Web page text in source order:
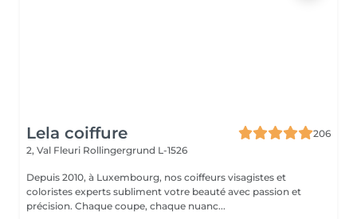
Lela coiffure
206
2, Val Fleuri Rollingergrund L-1526
Depuis 2010, à Luxembourg, nos coiffeurs visagistes et
coloristes experts subliment votre beauté avec passion et
précision. Chaque coupe, chaque nuanc...